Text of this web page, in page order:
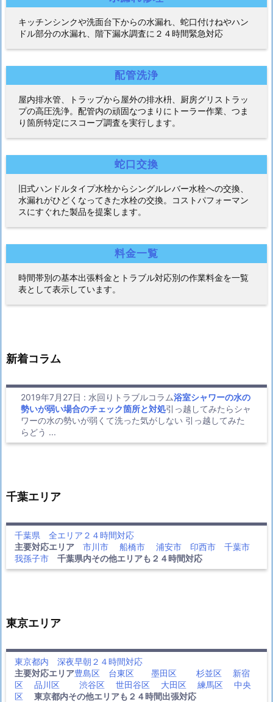
キッチンシンクや洗面台下からの水漏れ、蛇口付けねやハン
ドル部分の水漏れ、階下漏水調査に２４時間緊急対応
配管洗浄
屋内排水管、トラップから屋外の排水枡、厨房グリストラッ
プの高圧洗浄。配管内の頑固なつまりにトーラー作業、つま
り箇所特定にスコープ調査を実行します。
蛇口交換
旧式ハンドルタイプ水栓からシングルレバー水栓への交換、
水漏れがひどくなってきた水栓の交換。コストパフォーマン
スにすぐれた製品を提案します。
料金一覧
時間帯別の基本出張料金とトラブル対応別の作業料金を一覧
表として表示しています。
新着コラム
2019年7月27日 : 水回りトラブルコラム浴室シャワーの水の
勢いが弱い場合のチェック箇所と対処引っ越してみたらシャ
ワーの水の勢いが弱くて洗った気がしない 引っ越してみた
らどう ...
千葉エリア
千葉県 全エリア２４時間対応
主要対応エリア
市川市 船橋市 浦安市 印西市
千葉市
我孫子市
千葉県内その他エリアも２４時間対応
東京エリア
東京都内 深夜早朝２４時間対応
主要対応エリア豊島区 台東区 墨田区 杉並区
新宿
区
品川区 渋谷区 世田谷区 大田区 練馬区
中央
区
東京都内その他エリアも２４時間出張対応